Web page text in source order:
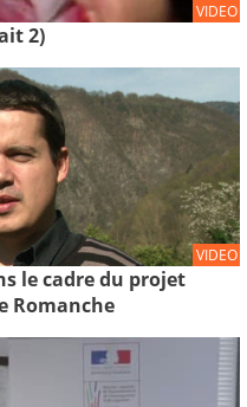
VIDEO
2)
VIDEO
le cadre du projet
Romanche